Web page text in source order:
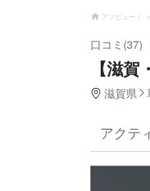
アソビュー！
口コミ(37)
【滋
滋賀県
アクテ